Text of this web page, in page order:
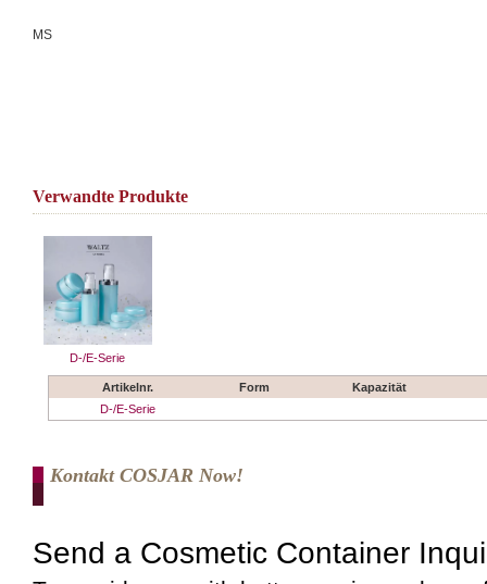
MS
Verwandte Produkte
D-/E-Serie
Artikelnr. Form
Kapazität
D-/E-Serie
Kontakt COSJAR Now!